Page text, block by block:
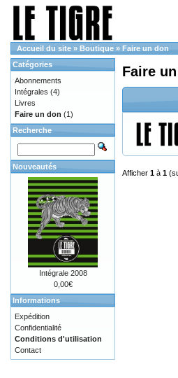
Accueil du site » Boutique » Faire un don
Faire
Afficher 1 à 1
Catégories
Abonnements
Intégrales (4)
Livres
Faire un don (1)
Recherche
Nouveautés
Intégrale 2008
0,00€
Informations
Expédition
Confidentialité
Conditions d'utilisation
Contact